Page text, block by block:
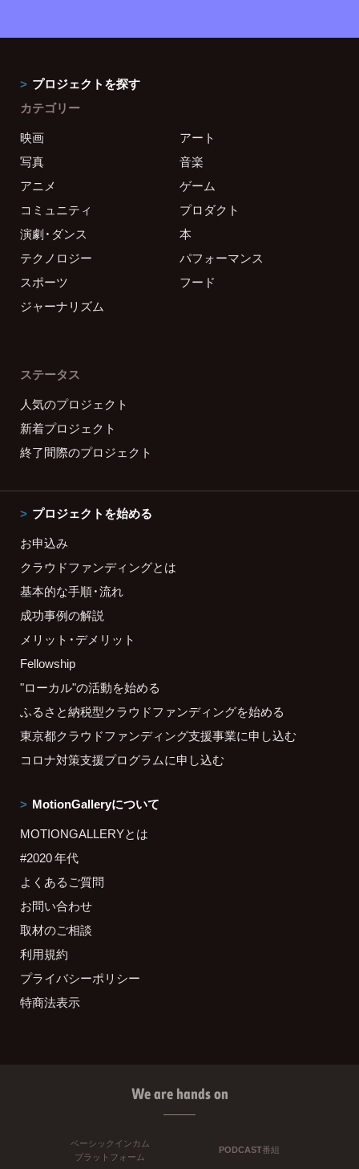
プロジェクトを探す
カテゴリー
映画
アート
写真
音楽
アニメ
ゲーム
コミュニティ
プロダクト
演劇・ダンス
本
テクノロジー
パフォーマンス
スポーツ
フード
ジャーナリズム
ステータス
人気のプロジェクト
新着プロジェクト
終了間際のプロジェクト
プロジェクトを始める
お申込み
クラウドファンディングとは
基本的な手順・流れ
成功事例の解説
メリット・デメリット
Fellowship
"ローカル"の活動を始める
ふるさと納税型クラウドファンディングを始める
東京都クラウドファンディング支援事業に申し込む
コロナ対策支援プログラムに申し込む
MotionGalleryについて
MOTIONGALLERYとは
#2020 年代
よくあるご質問
お問い合わせ
取材のご相談
利用規約
プライバシーポリシー
特商法表示
We are hands on
ベーシックインカム
プラットフォーム
PODCAST番組